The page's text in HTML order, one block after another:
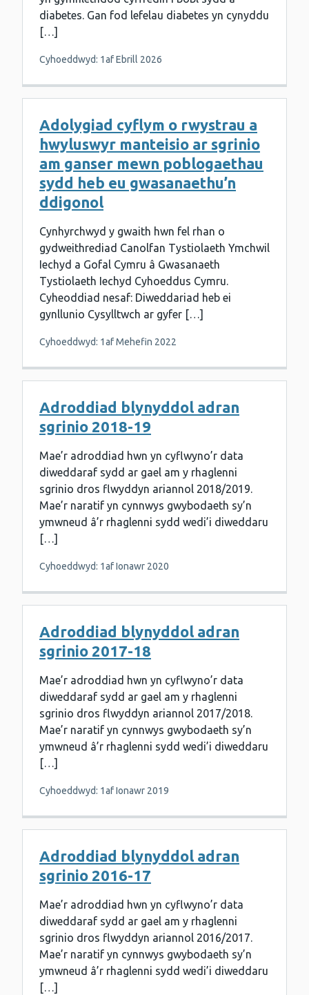
diabetes. Gan fod lefelau diabetes yn cynyddu
[…]
Cyhoeddwyd: 1af Ebrill 2026
Adolygiad cyflym o rwystrau a
hwyluswyr manteisio ar sgrinio
am ganser mewn poblogaethau
sydd heb eu gwasanaethu’n
ddigonol
Cynhyrchwyd y gwaith hwn fel rhan o
gydweithrediad Canolfan Tystiolaeth Ymchwil
Iechyd a Gofal Cymru â Gwasanaeth
Tystiolaeth Iechyd Cyhoeddus Cymru.
Cyheoddiad nesaf: Diweddariad heb ei
gynllunio Cysylltwch ar gyfer […]
Cyhoeddwyd: 1af Mehefin 2022
Adroddiad blynyddol adran
sgrinio 2018-19
Mae’r adroddiad hwn yn cyflwyno’r data
diweddaraf sydd ar gael am y rhaglenni
sgrinio dros flwyddyn ariannol 2018/2019.
Mae’r naratif yn cynnwys gwybodaeth sy’n
ymwneud â’r rhaglenni sydd wedi’i diweddaru
[…]
Cyhoeddwyd: 1af Ionawr 2020
Adroddiad blynyddol adran
sgrinio 2017-18
Mae’r adroddiad hwn yn cyflwyno’r data
diweddaraf sydd ar gael am y rhaglenni
sgrinio dros flwyddyn ariannol 2017/2018.
Mae’r naratif yn cynnwys gwybodaeth sy’n
ymwneud â’r rhaglenni sydd wedi’i diweddaru
[…]
Cyhoeddwyd: 1af Ionawr 2019
Adroddiad blynyddol adran
sgrinio 2016-17
Mae’r adroddiad hwn yn cyflwyno’r data
diweddaraf sydd ar gael am y rhaglenni
sgrinio dros flwyddyn ariannol 2016/2017.
Mae’r naratif yn cynnwys gwybodaeth sy’n
ymwneud â’r rhaglenni sydd wedi’i diweddaru
[…]